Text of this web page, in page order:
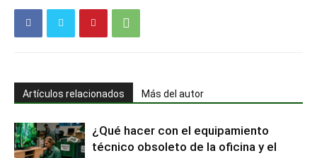
Artículos relacionados Más del autor
¿Qué hacer con el equipamiento
técnico obsoleto de la oficina y el